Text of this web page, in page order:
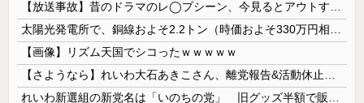
【画像】リズム天国でシコったｗｗｗｗｗ